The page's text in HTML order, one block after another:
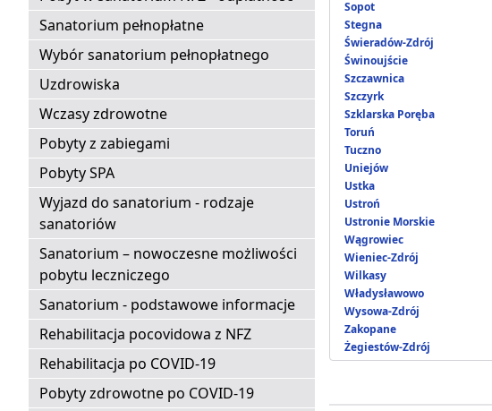
Sanatorium pełnopłatne
Wybór sanatorium pełnopłatnego
Uzdrowiska
Wczasy zdrowotne
Pobyty z zabiegami
Pobyty SPA
Wyjazd do sanatorium - rodzaje
sanatoriów
Sanatorium – nowoczesne możliwości
pobytu leczniczego
Sanatorium - podstawowe informacje
Rehabilitacja pocovidowa z NFZ
Rehabilitacja po COVID-19
Pobyty zdrowotne po COVID-19
Sopot
Stegna
Świeradów-Zdrój
Świnoujście
Szczawnica
Szczyrk
Szklarska Poręba
Toruń
Tuczno
Uniejów
Ustka
Ustroń
Ustronie Morskie
Wągrowiec
Wieniec-Zdrój
Wilkasy
Władysławowo
Wysowa-Zdrój
Zakopane
Żegiestów-Zdrój